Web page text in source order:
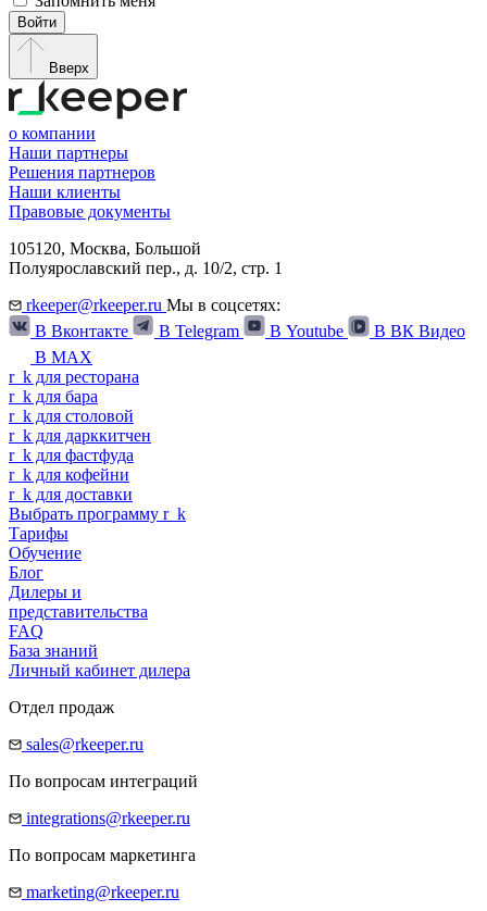
Войти
Вверх
о компании
Наши партнеры
Решения партнеров
Наши клиенты
Правовые документы
105120, Москва, Большой
Полуярославский пер., д. 10/2, стр. 1
rkeeper@rkeeper.ru Мы в соцсетях:
В Вконтакте
В Telegram В Youtube
В ВК Видео
В MAX
r_ k для ресторана
r_ k для бара
r_ k для столовой
r_ k для дарккитчен
r_ k для фастфуда
r_ k для кофейни
r_ k для доставки
Выбрать программу r_ k
Тарифы
Обучение
Блог
Дилеры и
представительства
FAQ
База знаний
Личный кабинет дилера
Отдел продаж
sales@rkeeper.ru
По вопросам интеграций
integrations@rkeeper.ru
По вопросам маркетинга
marketing@rkeeper.ru